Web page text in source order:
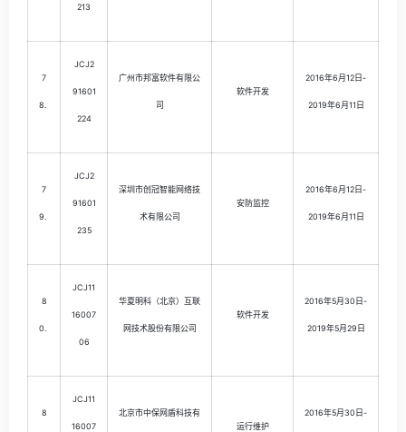
213
7
8.
JCJ2
91601
224
广州市邦富软件有限公
司
软件开发
2016年6月12日-
2019年6月11日
7
9.
JCJ2
91601
235
深圳市创冠智能网络技
术有限公司
安防监控
2016年6月12日-
2019年6月11日
8
0.
JCJ11
16007
06
华夏明科（北京）互联
网技术股份有限公司
软件开发
2016年5月30日-
2019年5月29日
8
JCJ11
16007
北京市中保网盾科技有
运行维护
2016年5月30日-